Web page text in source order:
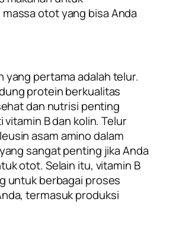
massa ototyang bisa Anda
yang pertama adalah telur.
protein berkualitas
dan nutrisi penting
B dan kolin. Telur
asam amino dalam
sangat penting jika Anda
otot. Selain itu, vitamin B
untuk berbagai proses
termasuk produksi